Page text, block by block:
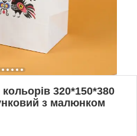
320*150*380
з малюнком